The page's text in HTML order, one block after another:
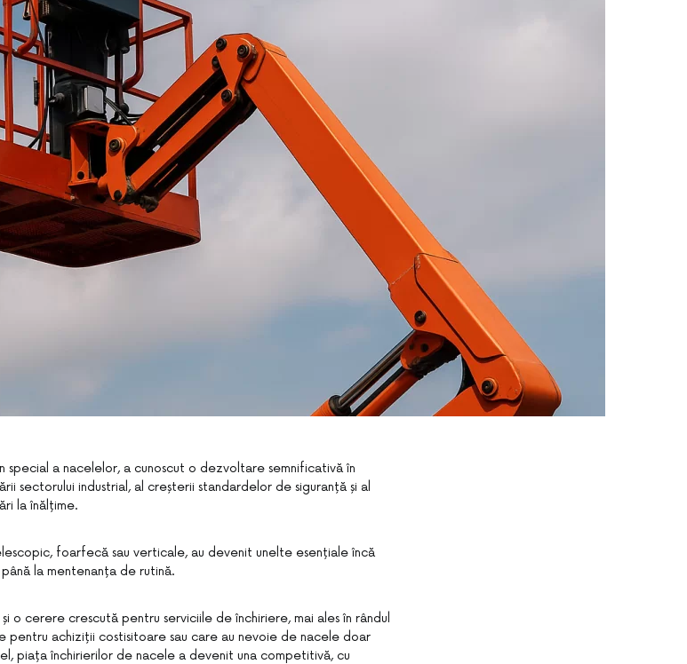
special a nacelelor, a cunoscut o dezvoltare semnificativă în
sectorului industrial, al creșterii standardelor de siguranță și al
la înălțime.
foarfecă sau verticale, au devenit unelte esențiale încă
la mentenanța de rutină.
o cerere crescută pentru serviciile de închiriere, mai ales în rândul
pentru achiziții costisitoare sau care au nevoie de nacele doar
piața închirierilor de nacele a devenit una competitivă, cu